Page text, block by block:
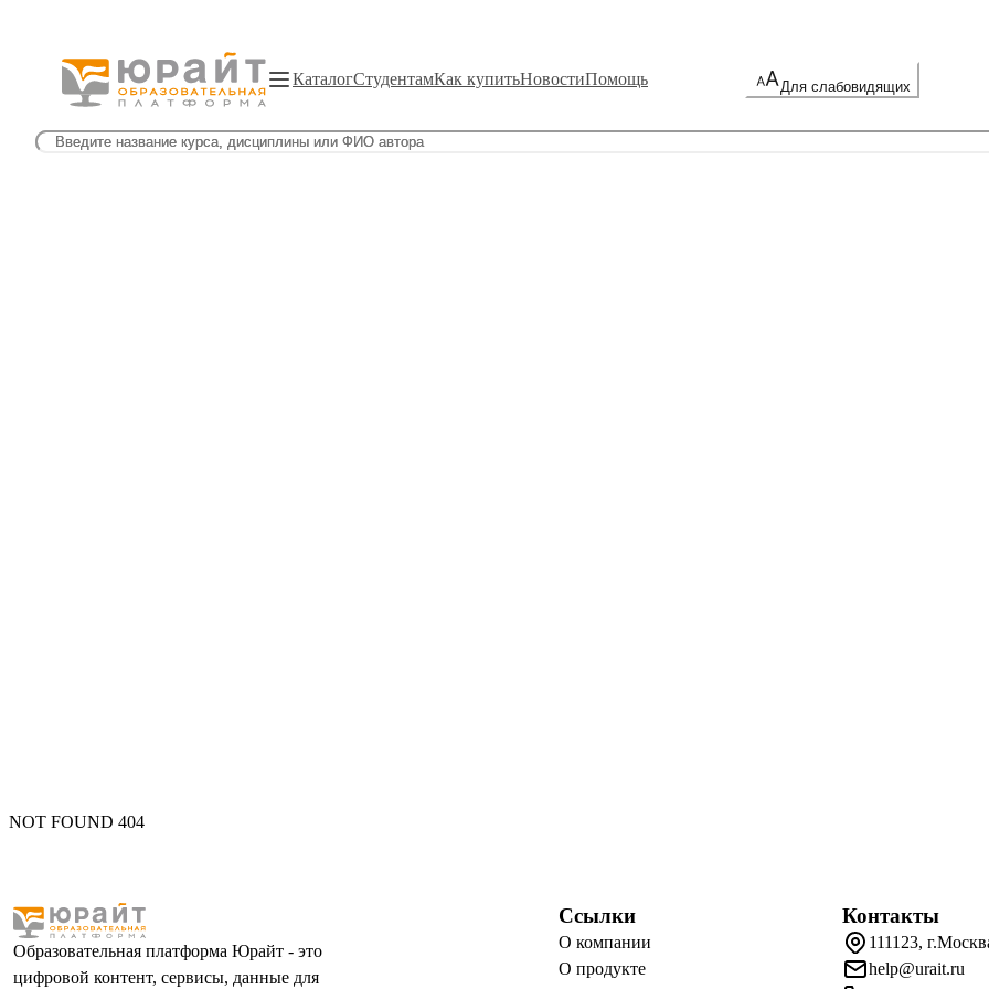
КаталогСтудентамКак купитьНовостиПомощь Для слабовидящих
NOT FOUND 404
Образовательная платформа Юрайт - это
цифровой контент, сервисы, данные для
Ссылки
О компании
О продукте
Контакты
111123,
help@urait.ru